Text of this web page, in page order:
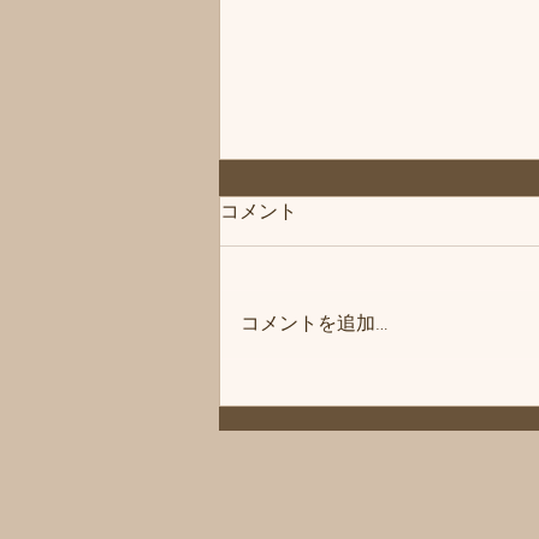
◆「お知らせ」練馬髪質改善
容院シフィ(sihui)
トメント＆ヘッドスパ練馬専門サ
ロン/練馬美容室、練馬美容院シ
コメント
コメントを追加…